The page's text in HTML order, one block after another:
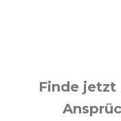
Finde jetzt